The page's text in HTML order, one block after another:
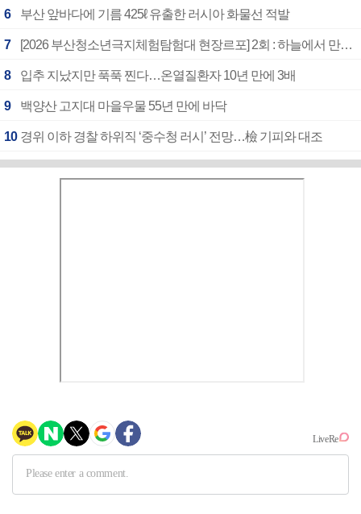
6 부산 앞바다에 기름 425ℓ 유출한 러시아 화물선 적발
7 [2026 부산청소년극지체험탐험대 현장르포] 2회 : 하늘에서 만난 얼음의 나라
8 입추 지났지만 푹푹 찐다…온열질환자 10년 만에 3배
9 백양산 고지대 마을우물 55년 만에 바닥
10 경위 이하 경찰 하위직 ‘중수청 러시’ 전망…檢 기피와 대조